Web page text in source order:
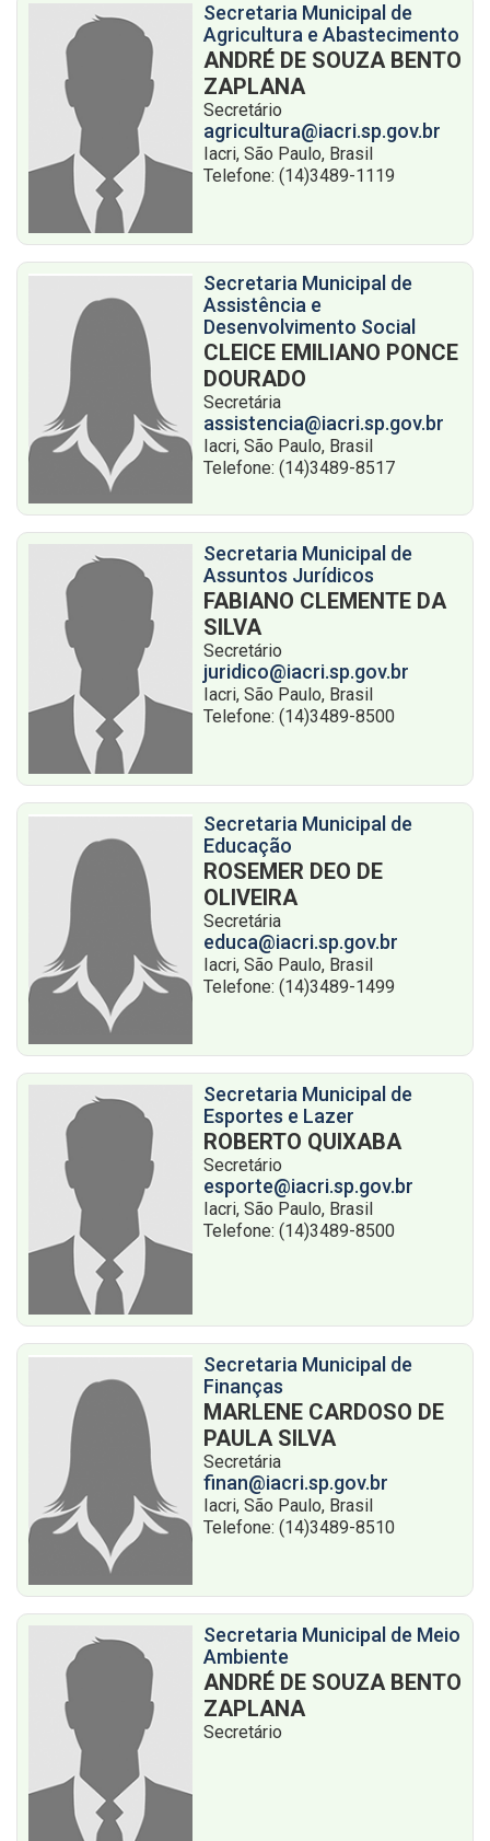
Secretaria Municipal de
Agricultura e Abastecimento
ANDRÉ DE SOUZA BENTO
ZAPLANA
Secretário
agricultura@iacri.sp.gov.br
Iacri, São Paulo, Brasil
Telefone: (14)3489-1119
Secretaria Municipal de
Assistência e
Desenvolvimento Social
CLEICE EMILIANO PONCE
DOURADO
Secretária
assistencia@iacri.sp.gov.br
Iacri, São Paulo, Brasil
Telefone: (14)3489-8517
Secretaria Municipal de
Assuntos Jurídicos
FABIANO CLEMENTE DA
SILVA
Secretário
juridico@iacri.sp.gov.br
Iacri, São Paulo, Brasil
Telefone: (14)3489-8500
Secretaria Municipal de
Educação
ROSEMER DEO DE
OLIVEIRA
Secretária
educa@iacri.sp.gov.br
Iacri, São Paulo, Brasil
Telefone: (14)3489-1499
Secretaria Municipal de
Esportes e Lazer
ROBERTO QUIXABA
Secretário
esporte@iacri.sp.gov.br
Iacri, São Paulo, Brasil
Telefone: (14)3489-8500
Secretaria Municipal de
Finanças
MARLENE CARDOSO DE
PAULA SILVA
Secretária
finan@iacri.sp.gov.br
Iacri, São Paulo, Brasil
Telefone: (14)3489-8510
Secretaria Municipal de Meio
Ambiente
ANDRÉ DE SOUZA BENTO
ZAPLANA
Secretário